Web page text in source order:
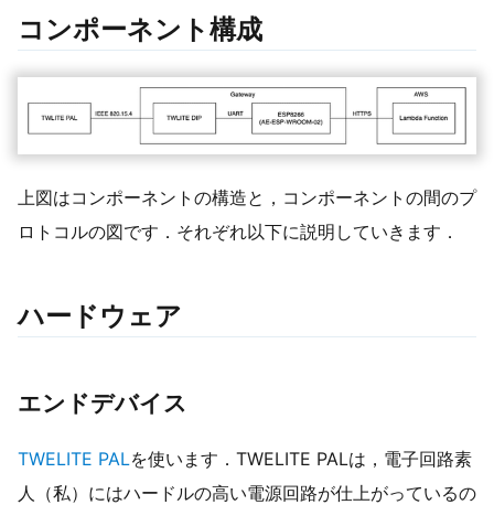
コンポーネント構成
上図はコンポーネントの構造と，コンポーネントの間のプ
ロトコルの図です．それぞれ以下に説明していきます．
ハードウェア
エンドデバイス
TWELITE PALを使います．TWELITE PALは，電子回路素
人（私）にはハードルの高い電源回路が仕上がっているの